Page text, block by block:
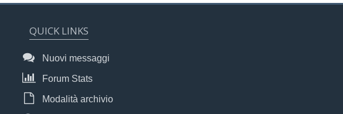
QUICK LINKS
Nuovi messaggi
Forum Stats
Modalità archivio